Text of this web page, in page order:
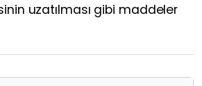
uzatılması gibi maddeler